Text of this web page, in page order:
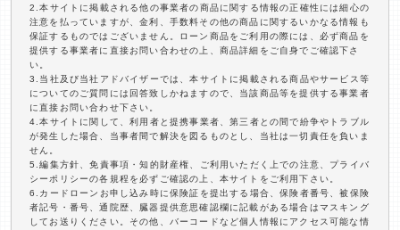
2.本サイトに掲載される他の事業者の商品に関する情報の正確性には細心の
注意を払っていますが、金利、手数料その他の商品に関するいかなる情報も
保証するものではございません。ローン商品をご利用の際には、必ず商品を
提供する事業者に直接お問い合わせの上、商品詳細をご自身でご確認下さ
い。
3.当社及び当社アドバイザーでは、本サイトに掲載される商品やサービス等
についてのご質問には回答致しかねますので、当該商品等を提供する事業者
に直接お問い合わせ下さい。
4.本サイトに関して、利用者と提携事業者、第三者との間で紛争やトラブル
が発生した場合、当事者間で解決を図るものとし、当社は一切責任を負いま
せん。
5.編集方針、免責事項・知的財産権、ご利用いただく上での注意、プライバ
シーポリシーの各規程を必ずご確認の上、本サイトをご利用下さい。
6.カードローンお申し込み時に保険証を提出する場合、保険者番号、被保険
者記号・番号、通院歴、臓器提供意思確認欄に記載がある場合はマスキング
してお送りください。その他、バーコードなど個人情報にアクセス可能な情